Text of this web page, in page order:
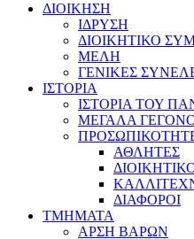
ΔΙΟΙΚΗΣΗ
ΙΔΡΥΣΗ
ΔΙΟΙΚΗΤΙΚΟ
ΜΕΛΗ
ΓΕΝΙΚΕΣ
ΙΣΤΟΡΙΑ
ΙΣΤΟΡΙΑ ΤΟΥ
ΜΕΓΑΛΑ
ΑΘΛΗΤΕΣ
ΔΙΑΦΟΡΟΙ
ΤΜΗΜΑΤΑ
ΑΡΣΗ ΒΑΡΩΝ